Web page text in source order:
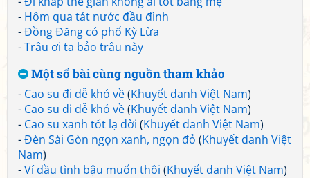
- Hôm qua tát nước đầu đình
-Đồng Đăng có phố Kỳ Lừa
-Trâu ơi ta bảo trâu này
Một số bài cùng nguồn tham khảo
- Cao su đi dễ khó về(Khuyết danh Việt Nam)
- Cao su đi dễ khó về(Khuyết danh Việt Nam)
- Cao su xanh tốt lạ đời (Khuyết danh Việt Nam)
-Đèn Sài Gòn ngọn xanh, ngọn đỏ (Khuyết danh Việt
Nam)
-Ví dầu tình bậu muốn thôi (Khuyết danh Việt Nam)